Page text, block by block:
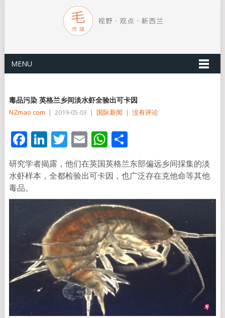
MENU
毒品污染 英格兰乡间淡水虾全验出可卡因
NZmao com | 2019-05-03 | 国际新闻 | 没有评论
Facebook
LinkedIn
Twitter
EmailWhatsApp
分
享
研究学者揭露，他们在英国英格兰东部偏远乡间採集的淡
水虾样本，全都检验出可卡因，也广泛存在克他命等其他
毒品。